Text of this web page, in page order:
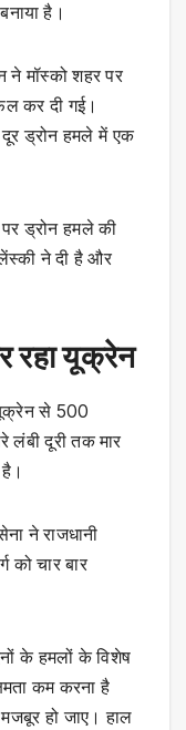
है।
ने मॉस्को शहर पर
कर दी गई।
ड्रोन हमले में एक
पर ड्रोन हमले की
ने दी है और
रहा यूक्रेन
से 500
लंबी दूरी तक मार
ने राजधानी
को चार बार
के हमलों के विशेष
कम करना है
हो जाए। हाल